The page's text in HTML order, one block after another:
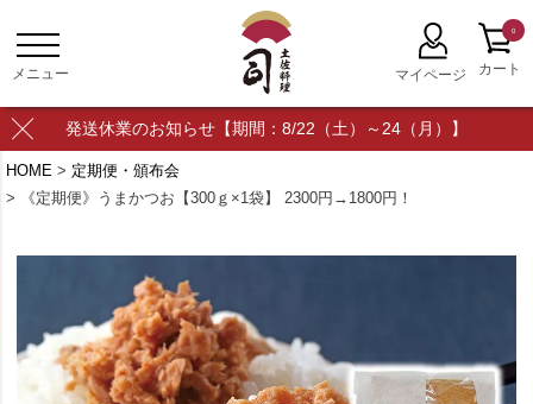
発送休業のお知らせ【期間：8/22（土）～24（月）】
0
HOME
定期便・頒布会
《定期便》うまかつお【300ｇ×1袋】 2300円→1800円！